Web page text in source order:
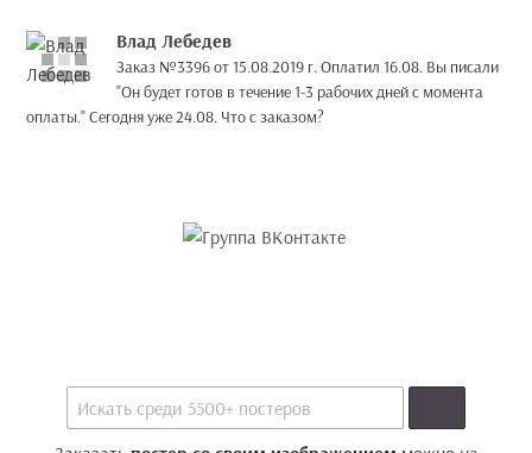
Влад Лебедев
Заказ №3396 от 15.08.2019 г. Оплатил 16.08. Вы писали
"Он будет готов в течение 1-3 рабочих дней с момента
оплаты." Сегодня уже 24.08. Что с заказом?